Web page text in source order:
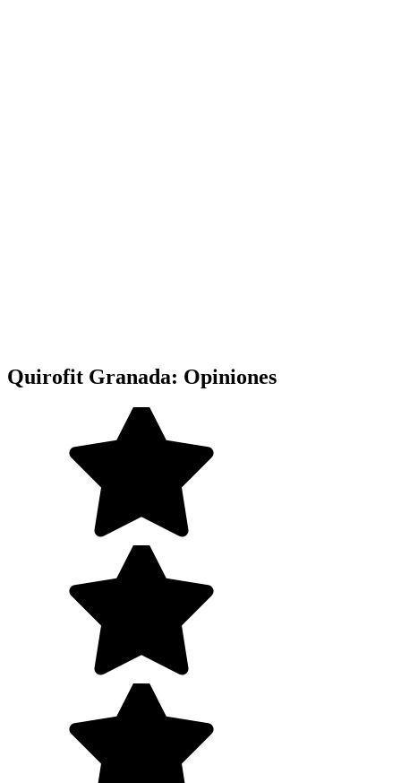
Quirofit Granada: Opiniones